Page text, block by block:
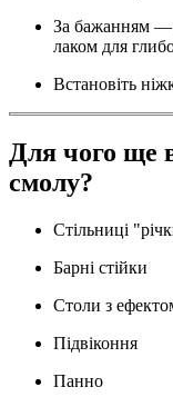
За бажанням —
лаком для
Встановіть
Для чого ще
смолу?
Стільниці
Барні стійки
Столи з
Підвіконня
Панно